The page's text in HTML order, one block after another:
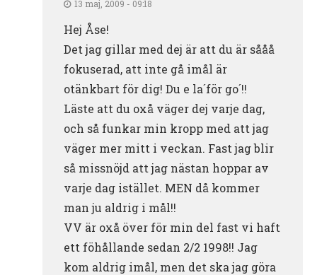
13 maj, 2009 - 09:18
Hej Åse!
Det jag gillar med dej är att du är sååå
fokuserad, att inte gå imål är
otänkbart för dig! Du e la´för go´!!
Läste att du oxå väger dej varje dag,
och så funkar min kropp med att jag
väger mer mitt i veckan. Fast jag blir
så missnöjd att jag nästan hoppar av
varje dag istället. MEN då kommer
man ju aldrig i mål!!
VV är oxå över för min del fast vi haft
ett föhållande sedan 2/2 1998!! Jag
kom aldrig imål, men det ska jag göra